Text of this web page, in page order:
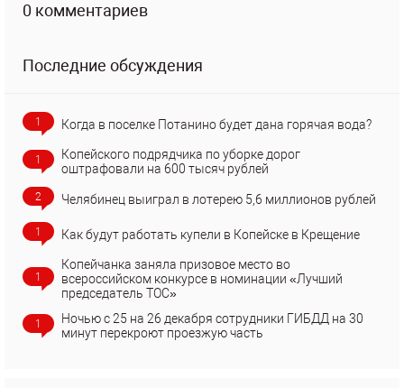
0 комментариев
Последние обсуждения
1 Когда в поселке Потанино будет дана горячая вода?
1
Копейского подрядчика по уборке дорог
оштрафовали на 600 тысяч рублей
2 Челябинец выиграл в лотерею 5,6 миллионов рублей
1 Как будут работать купели в Копейске в Крещение
1
Копейчанка заняла призовое место во
всероссийском конкурсе в номинации «Лучший
председатель ТОС»
1
Ночью с 25 на 26 декабря сотрудники ГИБДД на 30
минут перекроют проезжую часть